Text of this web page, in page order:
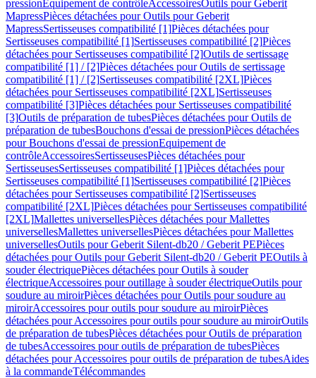
pressionÉquipement de contrôleAccessoiresOutils pour Geberit
MapressPièces détachées pour Outils pour Geberit
MapressSertisseuses compatibilité [1]Pièces détachées pour
Sertisseuses compatibilité [1]Sertisseuses compatibilité [2]Pièces
détachées pour Sertisseuses compatibilité [2]Outils de sertissage
compatibilité [1] / [2]Pièces détachées pour Outils de sertissage
compatibilité [1] / [2]Sertisseuses compatibilité [2XL]Pièces
détachées pour Sertisseuses compatibilité [2XL]Sertisseuses
compatibilité [3]Pièces détachées pour Sertisseuses compatibilité
[3]Outils de préparation de tubesPièces détachées pour Outils de
préparation de tubesBouchons d'essai de pressionPièces détachées
pour Bouchons d'essai de pressionEquipement de
contrôleAccessoiresSertisseusesPièces détachées pour
SertisseusesSertisseuses compatibilité [1]Pièces détachées pour
Sertisseuses compatibilité [1]Sertisseuses compatibilité [2]Pièces
détachées pour Sertisseuses compatibilité [2]Sertisseuses
compatibilité [2XL]Pièces détachées pour Sertisseuses compatibilité
[2XL]Mallettes universellesPièces détachées pour Mallettes
universellesMallettes universellesPièces détachées pour Mallettes
universellesOutils pour Geberit Silent-db20 / Geberit PEPièces
détachées pour Outils pour Geberit Silent-db20 / Geberit PEOutils à
souder électriquePièces détachées pour Outils à souder
électriqueAccessoires pour outillage à souder électriqueOutils pour
soudure au miroirPièces détachées pour Outils pour soudure au
miroirAccessoires pour outils pour soudure au miroirPièces
détachées pour Accessoires pour outils pour soudure au miroirOutils
de préparation de tubesPièces détachées pour Outils de préparation
de tubesAccessoires pour outils de préparation de tubesPièces
détachées pour Accessoires pour outils de préparation de tubesAides
à la commandeTélécommandes